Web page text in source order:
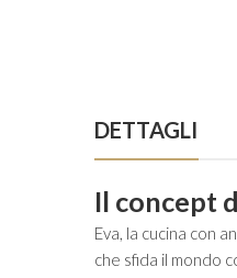
DETTAGLI
Il concept
Eva, la cucina con
che sfida il mondo